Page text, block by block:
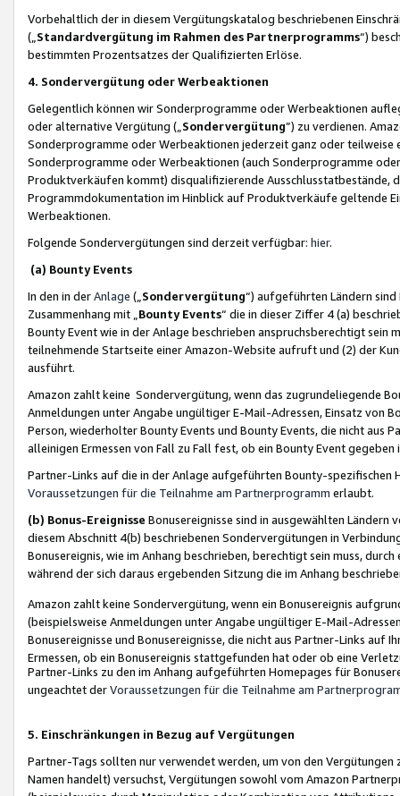
Vorbehaltlich der in diesem Vergütungskatalog beschriebenen
(„ Standardvergütung im Rahmen des Partnerprogramms“)
bestimmten Prozentsatzes der Qualifizierten Erlöse.
4. Sondervergütung oder Werbeaktionen
Gelegentlich können wir Sonderprogramme oder Werbeaktionen
oder alternative Vergütung („ Sondervergütung”) zu verdienen.
Sonderprogramme oder Werbeaktionen jederzeit ganz oder
Sonderprogramme oder Werbeaktionen (auch Sonderprogramme
Produktverkäufen kommt) disqualifizierende Ausschlusstatbestände,
Programmdokumentation im Hinblick auf Produktverkäufe geltende
Werbeaktionen.
Folgende Sondervergütungen sind derzeit verfügbar: hier.
(a) Bounty Events
In den in derAnlage („ Sondervergütung“) aufgeführten Ländern
Zusammenhang mit „ Bounty Events“ die in dieser Ziffer 4 (a)
Bounty Event wie in der Anlage beschrieben anspruchsberechtigt sein
teilnehmende Startseite einer Amazon-Website aufruft und (2) der
ausführt.
Amazon zahlt keine Sondervergütung, wenn das zugrundeliegende
Anmeldungen unter Angabe ungültiger E-Mail-Adressen, Einsatz von
Person, wiederholter Bounty Events und Bounty Events, die nicht
alleinigen Ermessen von Fall zu Fall fest, ob ein Bounty Event
Partner-Links auf die in der Anlage aufgeführten Bounty-spezifischen
Voraussetzungen für die Teilnahme am Partnerprogramm erlaubt.
(b) Bonus-Ereignisse Bonusereignisse sind in ausgewählten Ländern
diesem Abschnitt 4(b) beschriebenen Sondervergütungen in
Bonusereignis, wie im Anhang beschrieben, berechtigt sein muss,
während der sich daraus ergebenden Sitzung die im Anhang
Amazon zahlt keine Sondervergütung, wenn ein Bonusereignis
(beispielsweise Anmeldungen unter Angabe ungültiger E-Mail-
Bonusereignisse und Bonusereignisse, die nicht aus Partner-Links auf
Ermessen, ob ein Bonusereignis stattgefunden hat oder ob eine
Partner-Links zu den im Anhang aufgeführten Homepages für
ungeachtet derVoraussetzungen für die Teilnahme am
5. Einschränkungen in Bezug auf Vergütungen
Partner-Tags sollten nur verwendet werden, um von den
Namen handelt) versuchst, Vergütungen sowohl vom Amazon